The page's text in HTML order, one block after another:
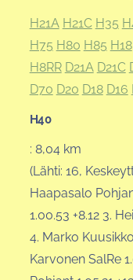
H21A H21C H35
H75 H80 H85 H18
H8RR D21A D21C
D70 D20 D18 D16
H40
: 8,04 km
(Lähti: 16,
Haapasalo
1.00.53 +8.12 3.
4. Marko Kuusikko
Karvonen SalRe